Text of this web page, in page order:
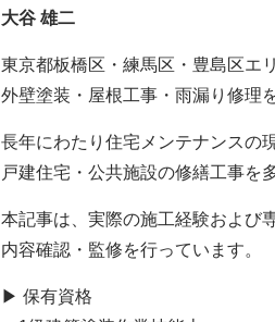
大谷 雄二
東京都板橋区・練馬区・豊島区エ
外壁塗装・屋根工事・雨漏り修理
長年にわたり住宅メンテナンスの
戸建住宅・公共施設の修繕工事を
本記事は、実際の施工経験および
内容確認・監修を行っています。
▶ 保有資格